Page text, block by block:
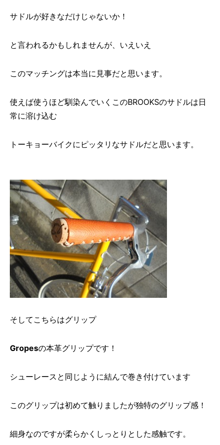
サドルが好きなだけじゃないか！
と言われるかもしれませんが、いえいえ
このマッチングは本当に見事だと思います。
使えば使うほど馴染んでいくこのBROOKSのサドルは日
常に溶け込む
トーキョーバイクにピッタリなサドルだと思います。
そしてこちらはグリップ
Gropesの本革グリップです！
シューレースと同じように結んで巻き付けています
このグリップは初めて触りましたが独特のグリップ感！
細身なのですが柔らかくしっとりとした感触です。